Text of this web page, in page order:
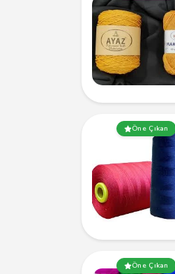
Öne Çıkan
Öne Çıkan